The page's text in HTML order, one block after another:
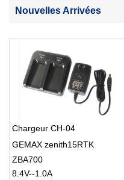
Nouvelles Arrivées
Chargeur CH-04
GEMAX zenith15RTK
ZBA700
8.4V--1.0A